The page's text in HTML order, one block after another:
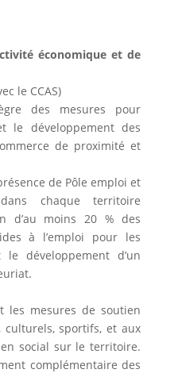
économique et de
le CCAS)
des mesures pour
le développement des
de proximité et
de Pôle emploi et
chaque territoire
d’au moins 20 % des
à l’emploi pour les
développement d’un
les mesures de soutien
culturels, sportifs, et aux
social sur le territoire.
complémentaire des